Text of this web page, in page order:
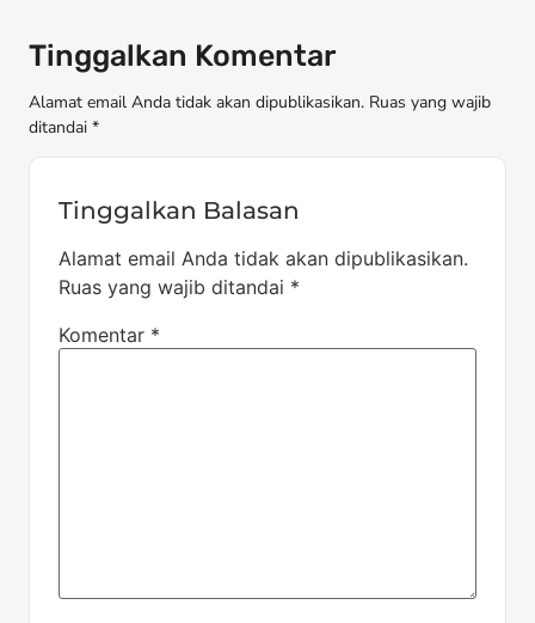
Tinggalkan Komentar
Alamat email Anda tidak akan dipublikasikan. Ruas yang wajib
ditandai *
Tinggalkan Balasan
Alamat email Anda tidak akan dipublikasikan.
Ruas yang wajib ditandai *
Komentar *